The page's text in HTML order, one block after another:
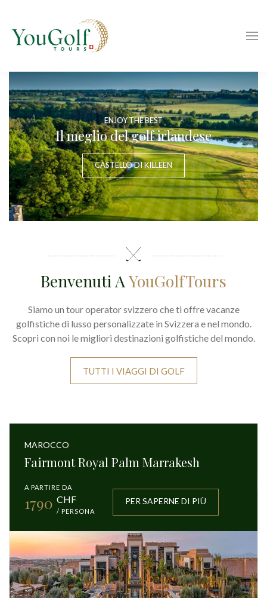
ENJOY THE BEST
Il meglio del golf irlandese
CASTELLO DI KILLEEN
Benvenuti AYouGolfTours
Siamo un tour operator svizzero che ti offre vacanze
golfistiche di lusso personalizzate in Svizzera e nel mondo.
Scopri con noi le migliori destinazioni golfistiche del mondo.
TUTTI I VIAGGI DI GOLF
MAROCCO
Fairmont Royal Palm Marrakesh
A PARTIRE DA
1790 CHF
/ PERSONA
PER SAPERNE DI PIÙ